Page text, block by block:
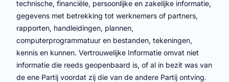
technische, financiële, persoonlijke en zakelijke informatie,
gegevens met betrekking tot werknemers of partners,
rapporten, handleidingen, plannen,
computerprogrammatuur en bestanden, tekeningen,
kennis en kunnen. Vertrouwelijke Informatie omvat niet
informatie die reeds geopenbaard is, of al in bezit was van
de ene Partij voordat zij die van de andere Partij ontving.